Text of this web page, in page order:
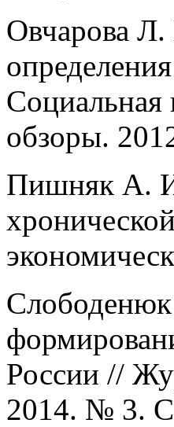
Овчарова Л.
Социальная
обзоры.
Пишняк А.
России //
2014. № 3.